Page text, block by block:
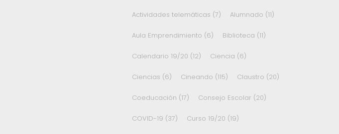
Actividades telemáticas (7) Alumnado (11)
Aula Emprendimiento (6) Biblioteca (11)
Calendario 19/20 (12) Ciencia (6)
Ciencias (6) Cineando (115) Claustro (20)
Coeducación (17) Consejo Escolar (20)
COVID-19 (37) Curso 19/20 (19)